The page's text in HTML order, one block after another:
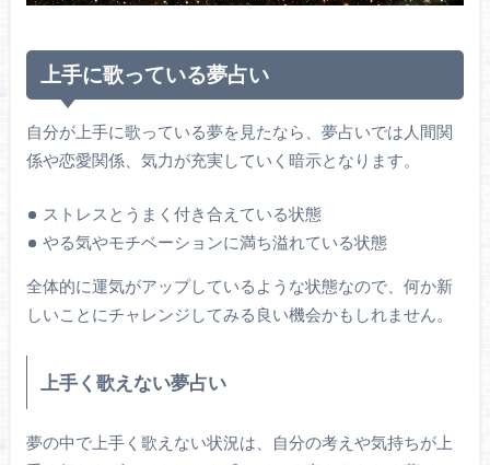
上手に歌っている夢占い
自分が上手に歌っている夢を見たなら、夢占いでは人間関
係や恋愛関係、気力が充実していく暗示となります。
ストレスとうまく付き合えている状態
やる気やモチベーションに満ち溢れている状態
全体的に運気がアップしているような状態なので、何か新
しいことにチャレンジしてみる良い機会かもしれません。
上手く歌えない夢占い
夢の中で上手く歌えない状況は、自分の考えや気持ちが上